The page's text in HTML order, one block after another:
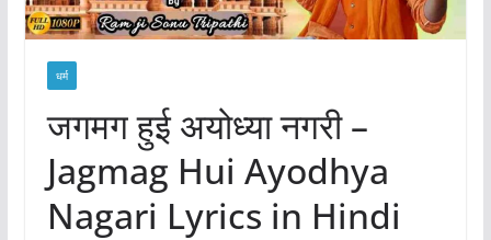
धर्म
जगमग हुई अयोध्या नगरी –
Jagmag Hui Ayodhya
Nagari Lyrics in Hindi